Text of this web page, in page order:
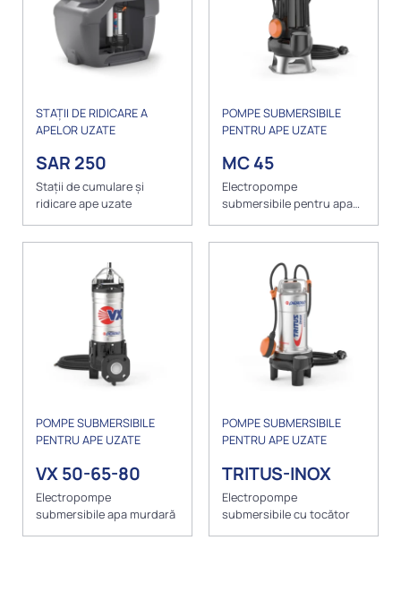
STAȚII DE RIDICARE A
APELOR UZATE
SAR 250
Stații de cumulare și
ridicare ape uzate
POMPE SUBMERSIBILE
PENTRU APE UZATE
MC 45
Electropompe
submersibile pentru apa
POMPE SUBMERSIBILE
PENTRU APE UZATE
VX 50-65-80
Electropompe
submersibile apa murdară
POMPE SUBMERSIBILE
PENTRU APE UZATE
TRITUS-INOX
Electropompe
submersibile cu tocător